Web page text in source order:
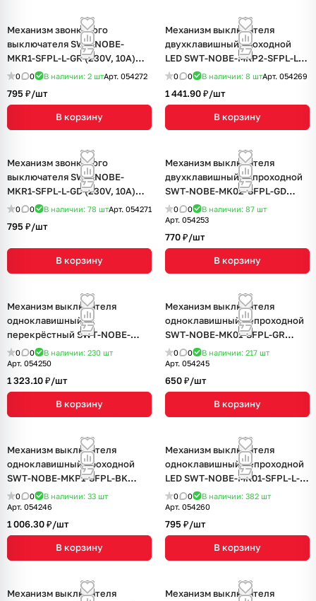
Механизм звонкового
выключателя SWT-NOBE-
MKR1-SFPL-L-GR (230V, 10A)
(Arlight, Серый базальт)
0 0 В наличии: 2 штАрт. 054272
795 ₽/шт
В корзину
Механизм выключателя
двухклавишный проходной
LED SWT-NOBE-MKP2-SFPL-L-
GR (230V, 10A) (Arlight, Серый
0 0 В наличии: 8 штАрт. 054269
1 441.90 ₽/шт
В корзину
Механизм звонкового
выключателя SWT-NOBE-
MKR1-SFPL-L-GD (230V, 10A)
(Arlight, Золотой песок)
0 0 В наличии: 78 штАрт. 054271
795 ₽/шт
В корзину
Механизм выключателя
двухклавишный непроходной
SWT-NOBE-MK02-SFPL-GD
(230V, 10A) (Arlight, Золотой
песок)
0 0 В наличии: 87 шт
Арт. 054253
770 ₽/шт
В корзину
Механизм выключателя
одноклавишный
перекрёстный SWT-NOBE-
MKX1-SFPL-GD (230V, 10A)
(Arlight, Золотой песок)
0 0 В наличии: 230 шт
Арт. 054250
1 323.10 ₽/шт
В корзину
Механизм выключателя
одноклавишный непроходной
SWT-NOBE-MK01-SFPL-GR
(230V, 10A) (Arlight, Серый
базальт)
0 0 В наличии: 217 шт
Арт. 054245
650 ₽/шт
В корзину
Механизм выключателя
одноклавишный проходной
SWT-NOBE-MKP1-SFPL-BK
(230V, 10A) (Arlight, Черный
оникс)
0 0 В наличии: 33 шт
Арт. 054246
1 006.30 ₽/шт
В корзину
Механизм выключателя
одноклавишный непроходной
LED SWT-NOBE-MK01-SFPL-L-
GR (230V, 10A) (Arlight, Серый
базальт)
0 0 В наличии: 382 шт
Арт. 054260
795 ₽/шт
В корзину
Механизм выключателя
Механизм выключателя